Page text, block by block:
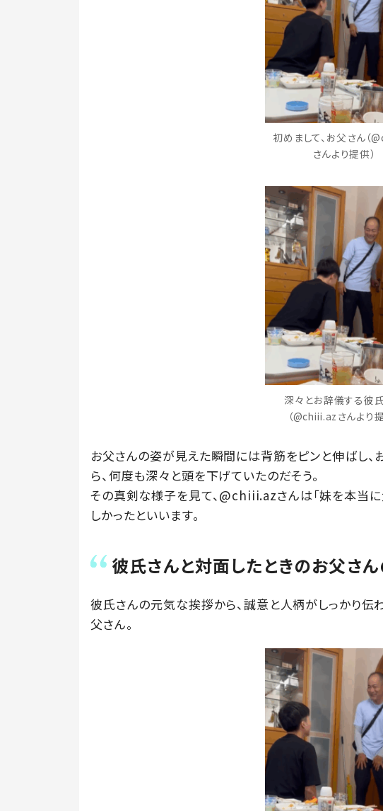
初めまして、お父さん（
さんより提供）
深々とお辞儀する彼
（@chiii.azさんより提
お父さんの姿が見えた瞬間には背筋をピンと伸ばし
ら、何度も深々と頭を下げていたのだそう。
その真剣な様子を見て、@chiii.azさんは「妹を本当に
しかったといいます。
彼氏さんと対面したときのお父さ
彼氏さんの元気な挨拶から、誠意と人柄がしっかり伝
父さん。